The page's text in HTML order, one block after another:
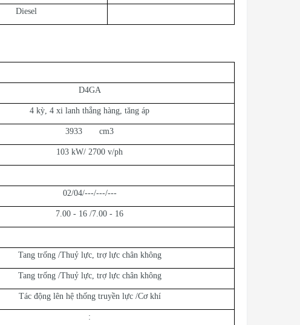
Diesel
D4GA
4 kỳ, 4 xi lanh thẳng hàng, tăng áp
3933 cm3
103 kW/ 2700 v/ph
02/04/---/---/---
7.00 - 16 /7.00 - 16
Tang trống /Thuỷ lực, trợ lực chân không
Tang trống /Thuỷ lực, trợ lực chân không
Tác động lên hệ thống truyền lực /Cơ khí
: